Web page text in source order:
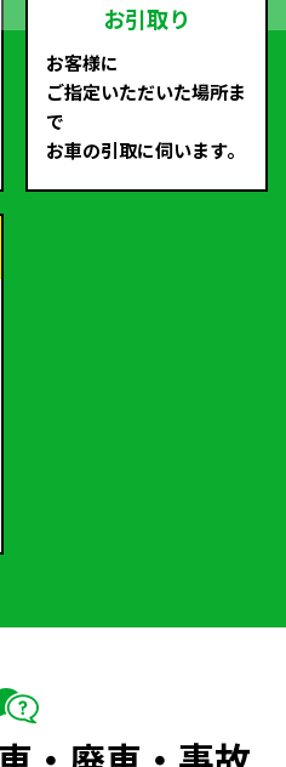
お引取り
お客様に
ご指定いただいた場所ま
で
お車の引取に伺います。